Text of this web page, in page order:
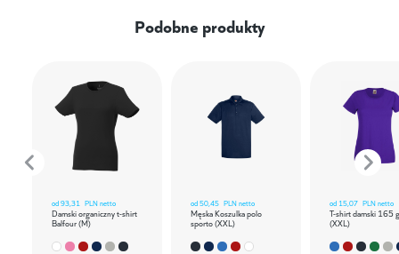
Podobne produkty
od93,31 PLN netto
Damski organiczny t-shirt
Balfour (M)
od50,45 PLN netto
Męska Koszulka polo
sporto (XXL)
od 15,07 PLN netto
T-shirt damski 165
(XXL)